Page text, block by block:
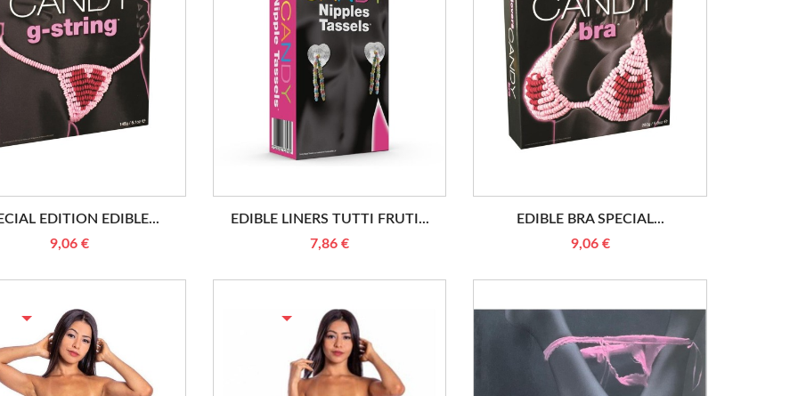
EDITION EDIBLE...
9,06 €
EDIBLE LINERS TUTTI FRUTI...
7,86 €
EDIBLE BRA SPECIAL...
9,06 €